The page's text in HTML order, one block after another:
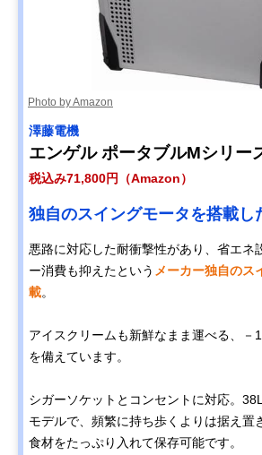
Photo by Amazon
澤藤電機
エンゲル ポータブルMシリー
税込み71,800円（Amazon）
独自のスイングモータを搭載し
悪路に対応した耐衝撃性があり、省エネ
ー消費も抑えたという メーカー独自のス
載。
アイスクリームも新鮮なまま運べる、
を備えています。
シガーソケットとコンセントに対応。
モデルで、頻繁に持ち歩くよりは据え置
食材をたっぷり入れて保存可能です。